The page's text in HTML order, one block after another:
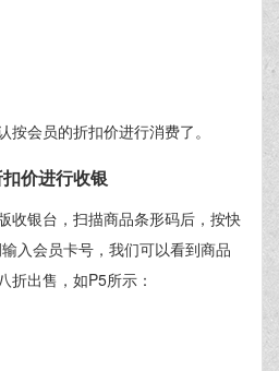
按会员的折扣价进行消费了。
价进行收银
收银台，扫描商品条形码后，按快
入会员卡号，我们可以看到商品
折出售，如P5所示：